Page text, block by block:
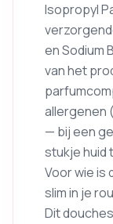
Isopropyl
en Sodium
van het
allergenen
— bij een
stukje huid
Voor wie is
slim in je
Dit